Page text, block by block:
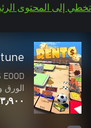
تخطي إلى المحتوى
EOOD
الورق
٣٫٩٠٠ ر.ع.‏+